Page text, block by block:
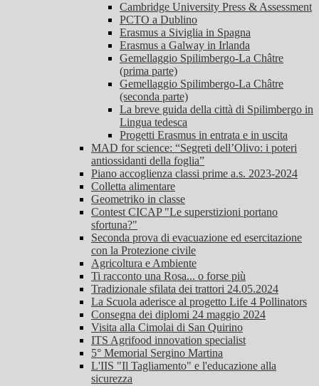
Cambridge University Press & Assessment
PCTO a Dublino
Erasmus a Siviglia in Spagna
Erasmus a Galway in Irlanda
Gemellaggio Spilimbergo-La Châtre
(prima parte)
Gemellaggio Spilimbergo-La Châtre
(seconda parte)
La breve guida della città di Spilimbergo in
Lingua tedesca
Progetti Erasmus in entrata e in uscita
MAD for science: “Segreti dell’Olivo: i poteri
antiossidanti della foglia”
Piano accoglienza classi prime a.s. 2023-2024
Colletta alimentare
Geometriko in classe
Contest CICAP "Le superstizioni portano
sfortuna?"
Seconda prova di evacuazione ed esercitazione
con la Protezione civile
Agricoltura e Ambiente
Ti racconto una Rosa... o forse più
Tradizionale sfilata dei trattori 24.05.2024
La Scuola aderisce al progetto Life 4 Pollinators
Consegna dei diplomi 24 maggio 2024
Visita alla Cimolai di San Quirino
ITS Agrifood innovation specialist
5° Memorial Sergino Martina
L'IIS "Il Tagliamento" e l'educazione alla
sicurezza